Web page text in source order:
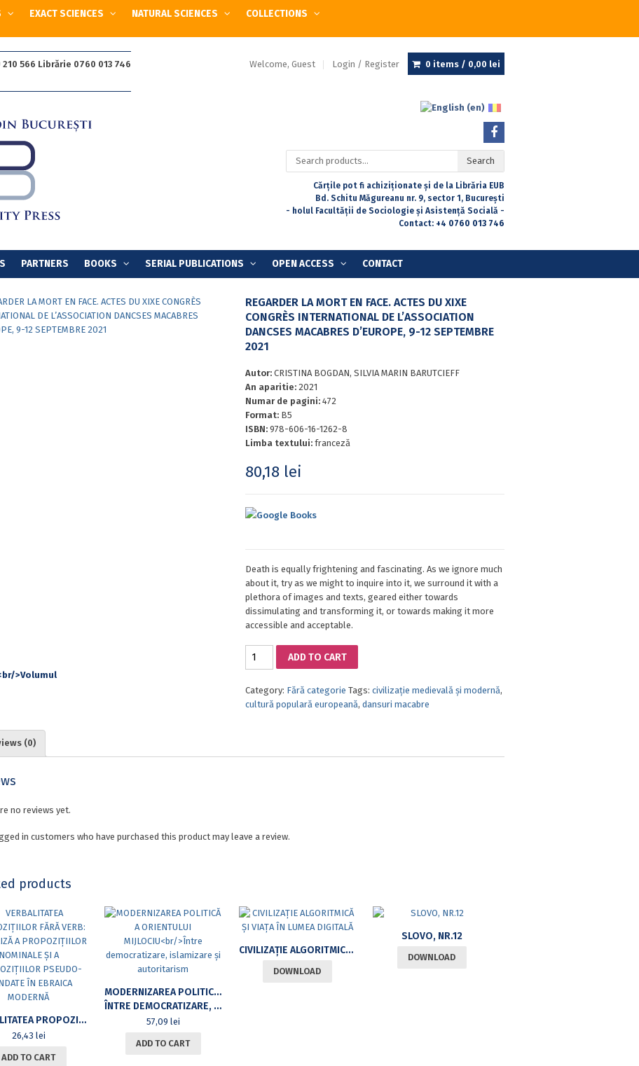
EXACT SCIENCES NATURAL SCIENCES COLLECTIONS
566 Librărie 0760 013 746
Welcome, Guest Login / Register 0 items / 0,00 lei
Search
for:
Search
Cărțile pot fi achiziționate și de la Librăria EUB
Bd. Schitu Măgureanu nr. 9, sector 1, București
- holul Facultății de Sociologie și Asistență Socială -
Contact: +4 0760 013 746
PARTNERS BOOKS SERIAL PUBLICATIONS OPEN ACCESS CONTACT
REGARDER LA MORT EN FACE. ACTES DU XIXE
CONGRÈS INTERNATIONAL DE L’ASSOCIATION
DANCSES MACABRES D’EUROPE, 9-12 SEPTEMBRE
2021
Autor: CRISTINA BOGDAN, SILVIA MARIN BARUTCIEFF
An aparitie: 2021
Numar de pagini: 472
Format: B5
ISBN: 978-606-16-1262-8
Limba textului: franceză
80,18 lei
Google Books
Death is equally frightening and fascinating. As we ignore much
about it, try as we might to inquire into it, we surround it with a
plethora of images and texts, geared either towards
dissimulating and transforming it, or towards making it more
accessible and acceptable.
REGARDER
EN
FACE.
MACABRES
quantity
ADD TO CART
Category: Fără categorie Tags: civilizație medievală și modernă,
cultură populară europeană, dansuri macabre
(0)
no reviews yet.
in customers who have purchased this product may leave a review.
products
VERBALITATEA PROPOZIȚIILOR FĂRĂ VERB: O ANALIZĂ A PROPOZIȚIILOR NOMINALE ȘI A PROPOZIȚIILOR PSEUDO-SCINDATE ÎN EBRAICA MODERNĂ
26,43 lei
ADD TO CART
MODERNIZAREA POLITICĂ A ORIENTULUI MIJLOCIU
ÎNTRE DEMOCRATIZARE, ISLAMIZARE ȘI AUTORITARISM
57,09 lei
ADD TO CART
CIVILIZAȚIE ALGORITMICĂ ȘI VIAȚA ÎN LUMEA DIGITALĂ
DOWNLOAD
SLOVO, NR.12
DOWNLOAD